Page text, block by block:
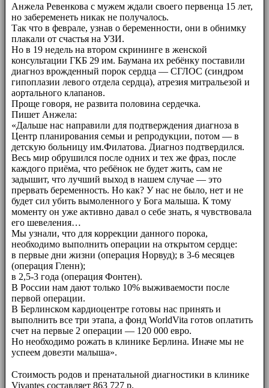
Анжела Ревенкова с мужем ждали своего первенца 15 лет,
но забеременеть никак не получалось.
Так что в феврале, узнав о беременности, они в обнимку
плакали от счастья на УЗИ.
Но в 19 недель на втором скрининге в женской
консультации ГКБ 29 им. Баумана их ребёнку поставили
диагноз врожденный порок сердца — СГЛОС (синдром
гипоплазии левого отдела сердца), атрезия митральезой и
аортального клапанов.
Проще говоря, не развита половина сердечка.
Пишет Анжела:
«Дальше нас направили для подтверждения диагноза в
Центр планирования семьи и репродукции, потом — в
детскую больницу им.Филатова. Диагноз подтвердился.
Весь мир обрушился после одних и тех же фраз, после
каждого приёма, что ребёнок не будет жить, сам не
задышит, что лучший выход в нашем случае — это
прервать беременность. Но как? У нас не было, нет и не
будет сил убить вымоленного у Бога малыша. К тому
моменту он уже активно давал о себе знать, я чувствовала
его шевеления…
Мы узнали, что для коррекции данного порока,
необходимо выполнить операции на открытом сердце:
в первые дни жизни (операция Норвуд); в 3-6 месяцев
(операция Гленн);
в 2,5-3 года (операция Фонтен).
В России нам дают только 10% выживаемости после
первой операции.
В Берлинском кардиоцентре готовы нас принять и
выполнить все три этапа, а фонд WorldVita готов оплатить
счет на первые 2 операции — 120 000 евро.
Но необходимо рожать в клинике Берлина. Иначе мы не
успеем довезти малыша».
Стоимость родов и пренатальной диагностики в клинике
Vivantes составляет 863 727 р.